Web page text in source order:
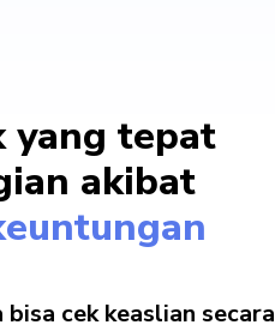
yang tepat
akibat
cek keaslian secara